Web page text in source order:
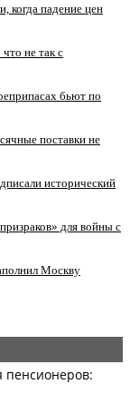
когда падение цен
не так с
бьют по
поставки не
исторический
для войны с
Москву